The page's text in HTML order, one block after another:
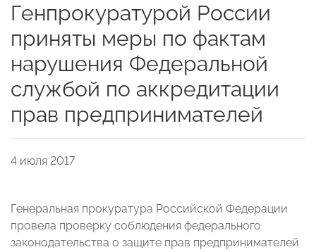
Генпрокуратурой России
приняты меры по фактам
нарушения Федеральной
службой по аккредитации
прав предпринимателей
4 июля 2017
Генеральная прокуратура Российской Федерации
провела проверку соблюдения федерального
законодательства о защите прав предпринимателей